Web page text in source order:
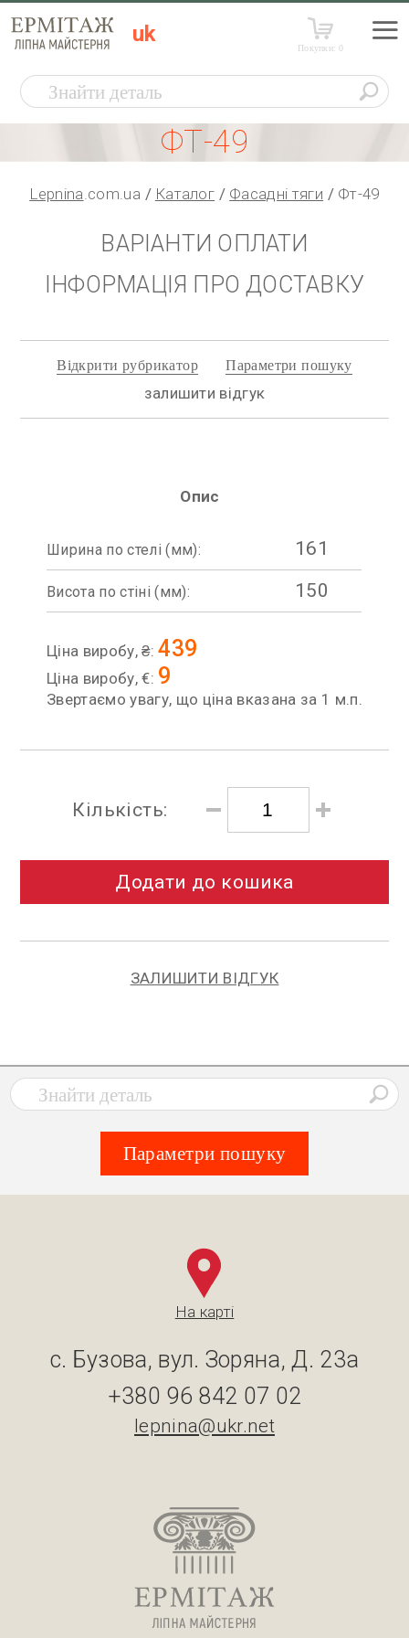
uk
Покупки:0
ФТ-49
Lepnina.com.ua Каталог Фасадні тяги Фт-49
ВАРІАНТИ ОПЛАТИ
ІНФОРМАЦІЯ ПРО ДОСТАВКУ
залишити відгук
Відкрити рубрикатор Параметри пошуку
Опис
Ширина по стелі (мм): 161
Висота по стіні (мм): 150
Ціна виробу, ₴:439
Ціна виробу, €: 9
Звертаємо увагу, що ціна вказана за 1 м.п.
Кількість:
Додати до кошика
ЗАЛИШИТИ ВІДГУК
Параметри пошуку
На карті
с. Бузова, вул. Зоряна, Д. 23а
+380 96 842 07 02
lepnina@ukr.net